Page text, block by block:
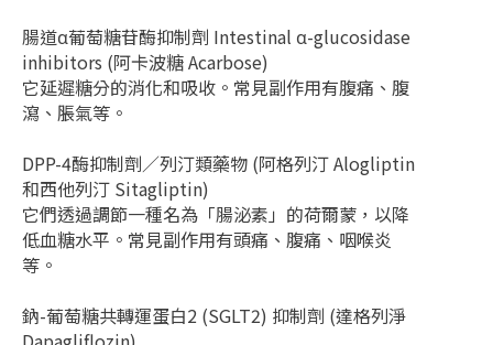
腸道α葡萄糖苷酶抑制劑 Intestinal α-glucosidase
inhibitors (阿卡波糖 Acarbose)
它延遲糖分的消化和吸收。常見副作用有腹痛、腹
瀉、脹氣等。
DPP-4酶抑制劑／列汀類藥物 (阿格列汀 Alogliptin
和西他列汀 Sitagliptin)
它們透過調節一種名為「腸泌素」的荷爾蒙，以降
低血糖水平。常見副作用有頭痛、腹痛、咽喉炎
等。
鈉-葡萄糖共轉運蛋白2 (SGLT2) 抑制劑 (達格列淨